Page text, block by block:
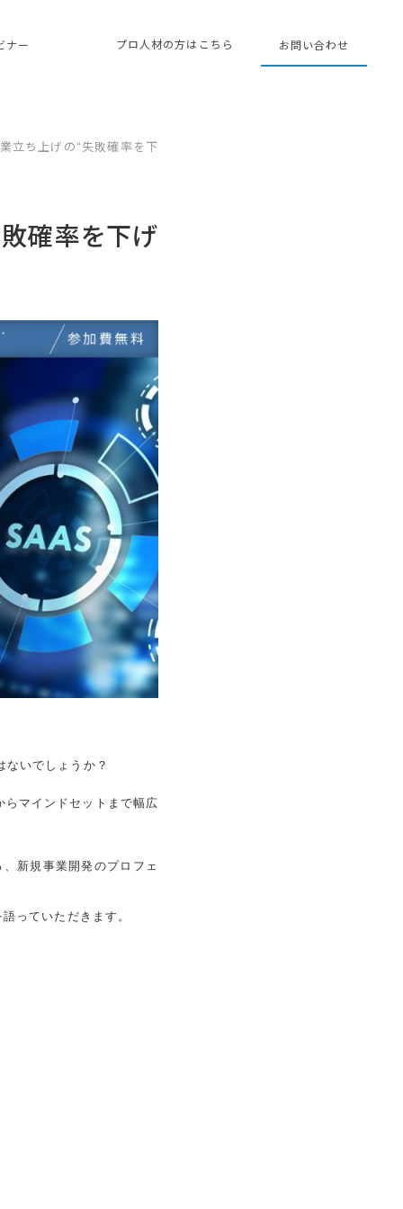
ナー プロ人材の方はこちら お問い合わせ
立ち上げの“失敗確率を下
敗確率を下げ
ないでしょうか？
らマインドセットまで幅広
新規事業開発のプロフェ
っていただきます。